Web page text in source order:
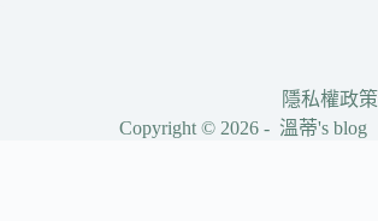
隱私權政策
Copyright © 2026 - 溫蒂's blog